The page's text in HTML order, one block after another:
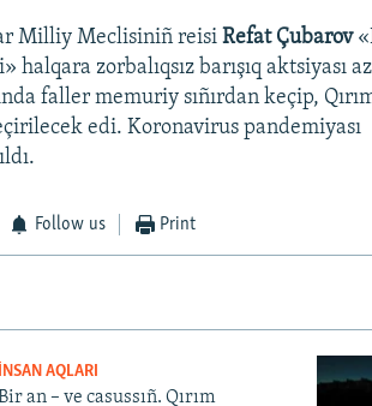
Milliy Meclisiniñ reisiRefat Çubarov
zorbalıqsız barışıq aktsiyası
faller memuriy sıñırdan keçip,
edi. Koronavirus pandemiyası
Follow us Print
İNSAN AQLARI
an – ve casussıñ. Qırım